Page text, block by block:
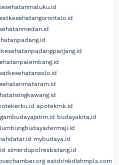
apotekmk.id
budayakita.id
lumbungbudayadermaji.id
mybudaya.id
simerdupolresbatang.id
eatdrinkdishmpls.com